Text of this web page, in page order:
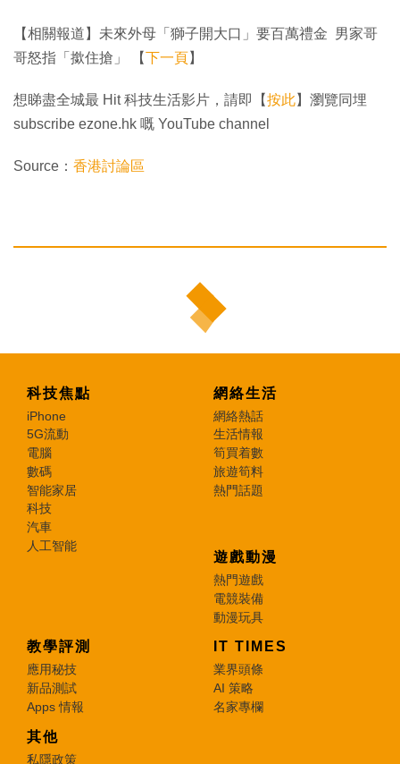
【相關報道】未來外母「獅子開大口」要百萬禮金 男家哥
哥怒指「撳住搶」 【下一頁】
想睇盡全城最 Hit 科技生活影片，請即【按此】瀏覽同埋
subscribe ezone.hk 嘅 YouTube channel
Source： 香港討論區
科技焦點
iPhone
5G流動
電腦
數碼
智能家居
科技
汽車
人工智能
網絡生活
網絡熱話
生活情報
筍買着數
旅遊筍料
熱門話題
遊戲動漫
熱門遊戲
電競裝備
動漫玩具
教學評測
應用秘技
新品測試
Apps 情報
IT TIMES
業界頭條
AI 策略
名家專欄
其他
私隱政策